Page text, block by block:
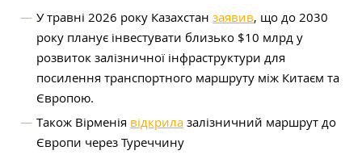
У травні 2026 року Казахстан заявив, що до 2030
року планує інвестувати близько $10 млрд у
розвиток залізничної інфраструктури для
посилення транспортного маршруту між Китаєм та
Європою.
Також Вірменія відкрила залізничний маршрут до
Європи через Туреччину